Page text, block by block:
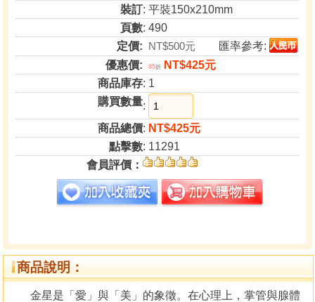
裝訂: 平裝150x210mm
頁數: 490
定價: NT$500元
匯率參考:
優惠價:
85折
NT$425元
商品庫存: 1
購買數量:
商品總價: NT$425元
點擊數: 11291
會員評價：
商品說明：
金星是「愛」與「美」的象徵。在心理上，掌管與腺體